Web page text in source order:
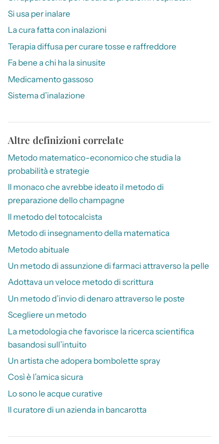
Si usa per inalare
La cura fatta con inalazioni
Terapia diffusa per curare tosse e raffreddore
Fa bene a chi ha la sinusite
Medicamento gassoso
Sistema d’inalazione
Altre definizioni correlate
Metodo matematico-economico che studia la
probabilità e strategie
Il monaco che avrebbe ideato il metodo di
preparazione dello champagne
Il metodo del totocalcista
Metodo di insegnamento della matematica
Metodo abituale
Un metodo di assunzione di farmaci attraverso la pelle
Adottava un veloce metodo di scrittura
Un metodo d’invio di denaro attraverso le poste
Scegliere un metodo
La metodologia che favorisce la ricerca scientifica
basandosi sull’intuito
Un artista che adopera bombolette spray
Così è l’amica sicura
Lo sono le acque curative
Il curatore di un azienda in bancarotta